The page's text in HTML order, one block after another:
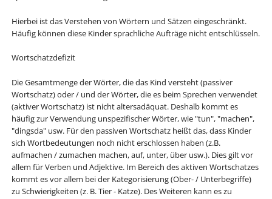
Hierbei ist das Verstehen von Wörtern und Sätzen eingeschränkt.
Häufig können diese Kinder sprachliche Aufträge nicht entschlüsseln.
Wortschatzdefizit
Die Gesamtmenge der Wörter, die das Kind versteht (passiver
Wortschatz) oder / und der Wörter, die es beim Sprechen verwendet
(aktiver Wortschatz) ist nicht altersadäquat. Deshalb kommt es
häufig zur Verwendung unspezifischer Wörter, wie "tun", "machen",
"dingsda" usw. Für den passiven Wortschatz heißt das, dass Kinder
sich Wortbedeutungen noch nicht erschlossen haben (z.B.
aufmachen / zumachen machen, auf, unter, über usw.). Dies gilt vor
allem für Verben und Adjektive. Im Bereich des aktiven Wortschatzes
kommt es vor allem bei der Kategorisierung (Ober- / Unterbegriffe)
zu Schwierigkeiten (z. B. Tier - Katze). Des Weiteren kann es zu